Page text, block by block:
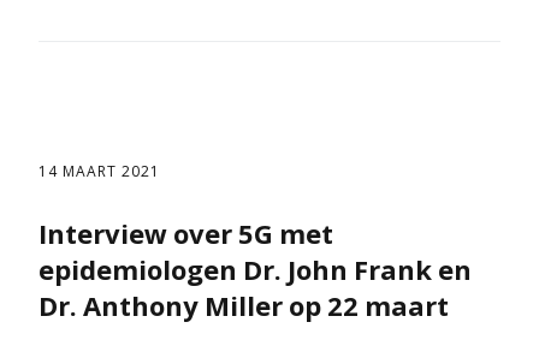
14 MAART 2021
Interview over 5G met
epidemiologen Dr. John Frank en
Dr. Anthony Miller op 22 maart